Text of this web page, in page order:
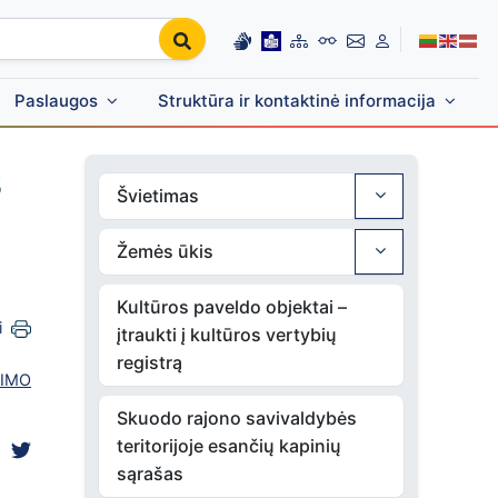
Paslaugos Struktūra ir kontaktinė informacija
Švietimas
Žemės ūkis
Kultūros paveldo objektai –
įtraukti į kultūros vertybių
registrą
Skuodo rajono savivaldybės
teritorijoje esančių kapinių
sąrašas